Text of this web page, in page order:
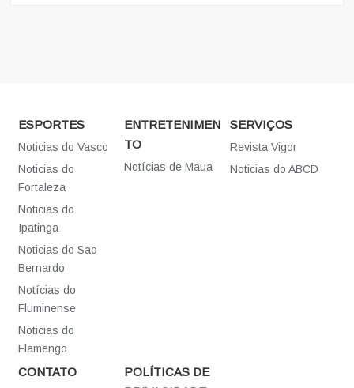
ESPORTES
Noticias do Vasco
Noticias do
Fortaleza
Noticias do
Ipatinga
Noticias do Sao
Bernardo
Notícias do
Fluminense
Noticias do
Flamengo
ENTRETENIMEN
TO
Notícias de Maua
SERVIÇOS
Revista Vigor
Noticias do ABCD
CONTATO
POLÍTICAS DE